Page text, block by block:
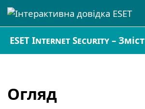
ESET Internet Security – Зміст
Огляд